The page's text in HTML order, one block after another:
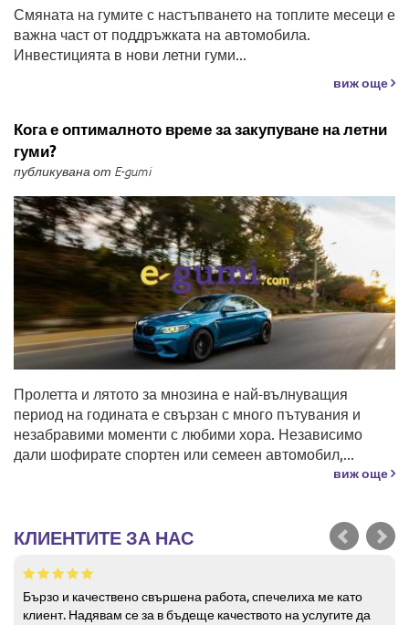
Смяната на гумите с настъпването на топлите месеци е
важна част от поддръжката на автомобила.
Инвестицията в нови летни гуми...
виж още
Кога е оптималното време за закупуване на летни
гуми?
публикувана от E-gumi
Пролетта и лятото за мнозина е най-вълнуващия
период на годината е свързан с много пътувания и
незабравими моменти с любими хора. Независимо
дали шофирате спортен или семеен автомобил,...
виж още
КЛИЕНТИТЕ ЗА НАС
Бързо и качествено свършена работа, спечелиха ме като
клиент. Надявам се за в бъдеще качеството на услугите да